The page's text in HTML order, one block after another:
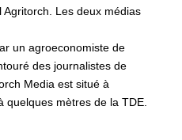
Les deux médias
un agroeconomiste de
des journalistes de
Media est situé à
quelques mètres de la TDE.